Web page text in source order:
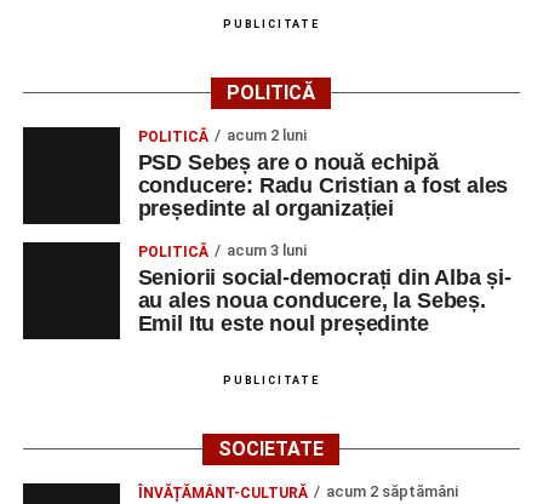
PUBLICITATE
POLITICĂ
POLITICĂ acum 2 luni
PSD Sebeș are o nouă echipă
conducere: Radu Cristian a fost ales
președinte al organizației
POLITICĂ acum 3 luni
Seniorii social-democrați din Alba și-
au ales noua conducere, la Sebeș.
Emil Itu este noul președinte
PUBLICITATE
SOCIETATE
ÎNVĂȚĂMÂNT-CULTURĂ acum 2 săptămâni